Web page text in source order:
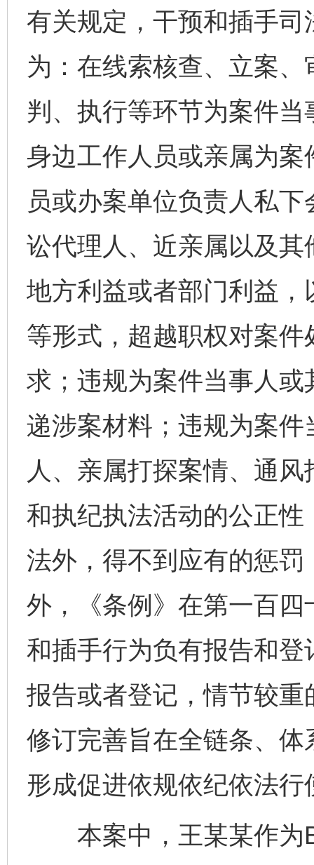
有关规定，干预和插手
为：在线索核查、立案
判、执行等环节为案件
身边工作人员或亲属为
员或办案单位负责人私
讼代理人、近亲属以及
地方利益或者部门利益
等形式，超越职权对案
求；违规为案件当事人
递涉案材料；违规为案
人、亲属打探案情、通
和执纪执法活动的公正
法外，得不到应有的惩
外，《条例》在第一百
和插手行为负有报告和
报告或者登记，情节较
修订完善旨在全链条、
形成促进依规依纪依法
本案中，王某某作为B